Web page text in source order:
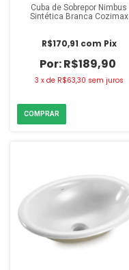
Cuba de Sobrepor Nimbus
Sintética Branca Cozimax
R$189,90
R$170,91 com Pix
3 x de R$63,30 sem juros